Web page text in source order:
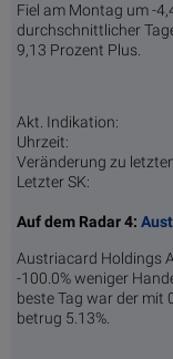
Fiel am Montag um -
durchschnittlicher
9,13 Prozent Plus.
Akt. Indikation:
Uhrzeit:
Veränderung zu
Letzter SK:
Auf dem Radar 4:
Austriacard Holdings
-100.0% weniger
beste Tag war der mit
betrug 5.13%.